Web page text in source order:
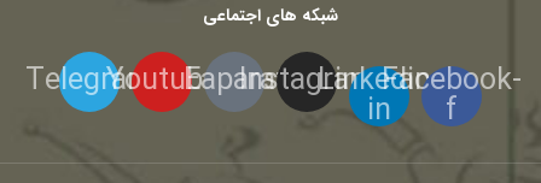
شبکه های اجتماعی
Facebook-
f
Linkedin-
in
Instagram
Eaparat
Youtube
Telegram